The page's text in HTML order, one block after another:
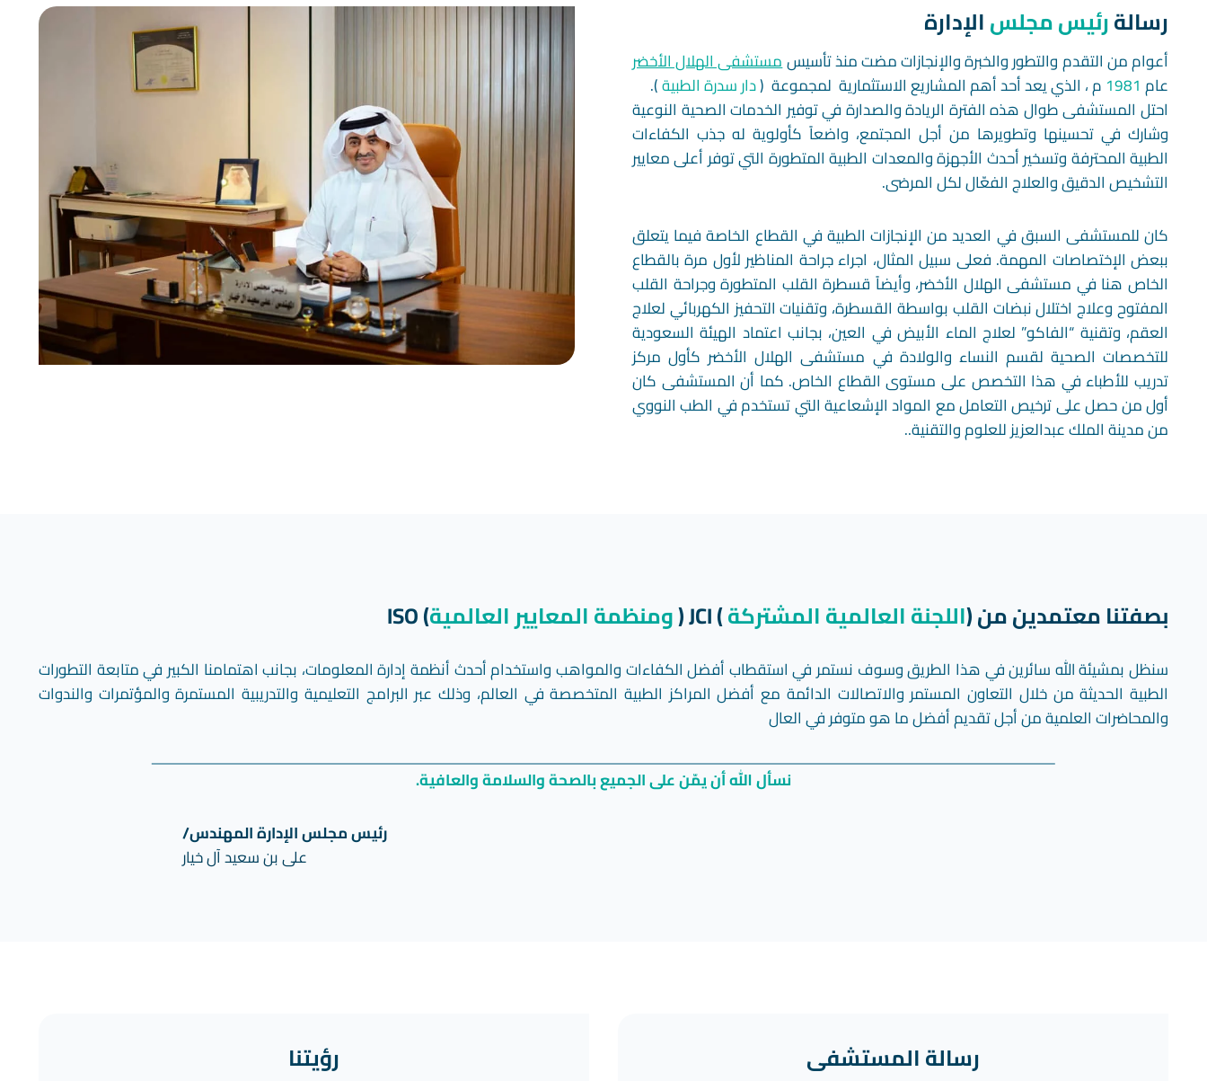
رسالةرئيس مجلسالإدارة
أعوام من التقدم والتطور والخبرة والإنجازات مضت منذ تأسيسمستشفى الهلال الأخضر
عام 1981 م ، الذي يعد أحد أهم المشاريع الاستثمارية لمجموعة (دار سدرة الطبية).
احتل المستشفى طوال هذه الفترة الريادة والصدارة في توفير الخدمات الصحية النوعية
وشارك في تحسينها وتطويرها من أجل المجتمع، واضعاً كأولوية له جذب الكفاءات
الطبية المحترفة وتسخير أحدث الأجهزة والمعدات الطبية المتطورة التي توفر أعلى معايير
التشخيص الدقيق والعلاج الفعّال لكل المرضى.
كان للمستشفى السبق في العديد من الإنجازات الطبية في القطاع الخاصة فيما يتعلق
ببعض الإختصاصات المهمة. فعلى سبيل المثال، اجراء جراحة المناظير لأول مرة بالقطاع
الخاص هنا في مستشفى الهلال الأخضر، وأيضاً قسطرة القلب المتطورة وجراحة القلب
المفتوح وعلاج اختلال نبضات القلب بواسطة القسطرة، وتقنيات التحفيز الكهربائي لعلاج
العقم، وتقنية “الفاكو” لعلاج الماء الأبيض في العين، بجانب اعتماد الهيئة السعودية
للتخصصات الصحية لقسم النساء والولادة في مستشفى الهلال الأخضر كأول مركز
تدريب للأطباء في هذا التخصص على مستوى القطاع الخاص. كما أن المستشفى كان
أول من حصل على ترخيص التعامل مع المواد الإشعاعية التي تستخدم في الطب النووي
من مدينة الملك عبدالعزيز للعلوم والتقنية..
بصفتنا معتمدين من (اللجنة العالمية المشتركة) JCI ( ومنظمة المعايير العالمية) ISO
سنظل بمشيئة الله سائرين في هذا الطريق وسوف نستمر في استقطاب أفضل الكفاءات والمواهب واستخدام أحدث أنظمة إدارة المعلومات، بجانب اهتمامنا الكبير في متابعة التطورات
الطبية الحديثة من خلال التعاون المستمر والاتصالات الدائمة مع أفضل المراكز الطبية المتخصصة في العالم، وذلك عبر البرامج التعليمية والتدريبية المستمرة والمؤتمرات والندوات
والمحاضرات العلمية من أجل تقديم أفضل ما هو متوفر في العال
نسأل الله أن يمّن على الجميع بالصحة والسلامة والعافية.
رئيس مجلس الإدارة المهندس/
على بن سعيد آل خيار
رسالة المستشفى رؤيتنا